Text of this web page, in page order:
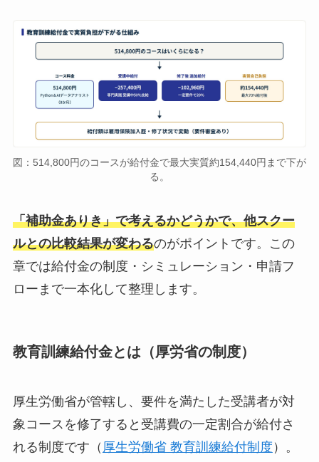
図：514,800円のコースが給付金で最大実質約154,440円まで下が
る。
「補助金ありき」で考えるかどうかで、他スクー
ルとの比較結果が変わるのがポイントです。この
章では給付金の制度・シミュレーション・申請フ
ローまで一本化して整理します。
教育訓練給付金とは（厚労省の制度）
厚生労働省が管轄し、要件を満たした受講者が対
象コースを修了すると受講費の一定割合が給付さ
れる制度です（ 厚生労働省 教育訓練給付制度 ）。